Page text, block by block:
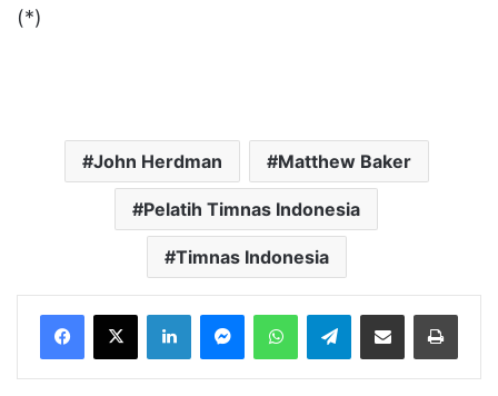
(*)
John Herdman Matthew Baker
Pelatih Timnas Indonesia
Timnas Indonesia
LinkedInMessengerWhatsAppTelegramBagikan melalui Email Cetak